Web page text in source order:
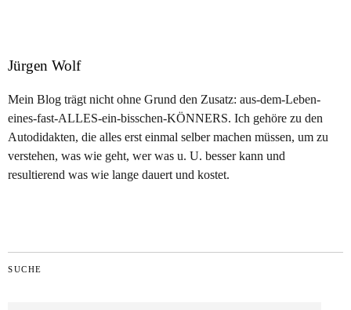
Jürgen Wolf
Mein Blog trägt nicht ohne Grund den Zusatz: aus-dem-Leben-
eines-fast-ALLES-ein-bisschen-KÖNNERS. Ich gehöre zu den
Autodidakten, die alles erst einmal selber machen müssen, um zu
verstehen, was wie geht, wer was u. U. besser kann und
resultierend was wie lange dauert und kostet.
SUCHE